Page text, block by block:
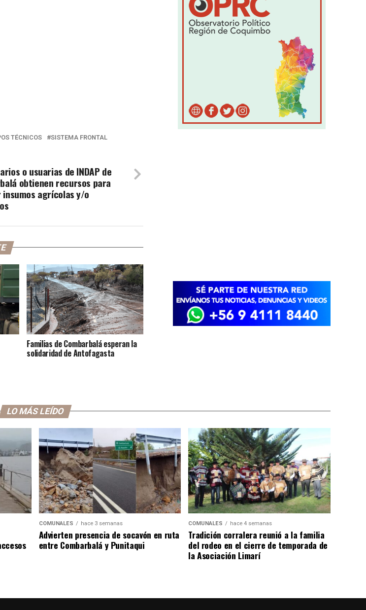
TÉCNICOS SISTEMA FRONTAL
o usuarias de INDAP de
obtienen recursos para
agrícolas y/o
Familias de Combarbalá esperan la
solidaridad de Antofagasta
LO MÁS LEÍDO
COMUNALES hace 3 semanas
Advierten presencia de socavón en ruta
entre Combarbalá y Punitaqui
COMUNALES hace 4 semanas
Tradición corralera reunió a la familia
del rodeo en el cierre de temporada de
la Asociación Limarí